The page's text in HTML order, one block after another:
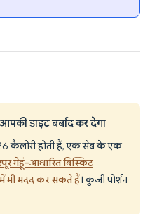
डाइट बर्बाद कर देगा
कैलोरी होती हैं, एक सेब के एक
गेहूं-आधारित बिस्किट
भी मदद कर सकते हैं। कुंजी पोर्शन